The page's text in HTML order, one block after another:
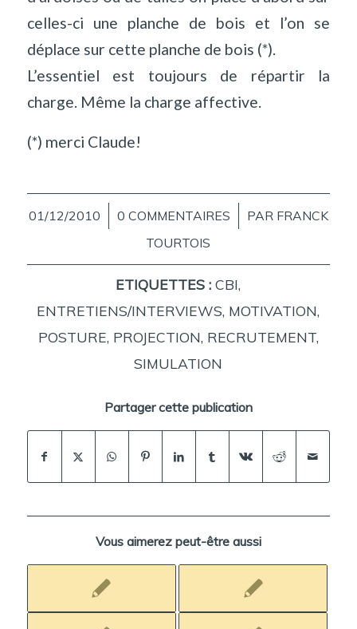
celles-ci une planche de bois et l’on se
déplace sur cette planche de bois (*).
L’essentiel est toujours de répartir la
charge. Même la charge affective.
(*) merci Claude!
01/12/2010
/ 0 COMMENTAIRES
/ PAR FRANCK
TOURTOIS
ETIQUETTES : CBI,
ENTRETIENS/INTERVIEWS, MOTIVATION,
POSTURE, PROJECTION, RECRUTEMENT,
SIMULATION
Partager cette publication
Vous aimerez peut-être aussi